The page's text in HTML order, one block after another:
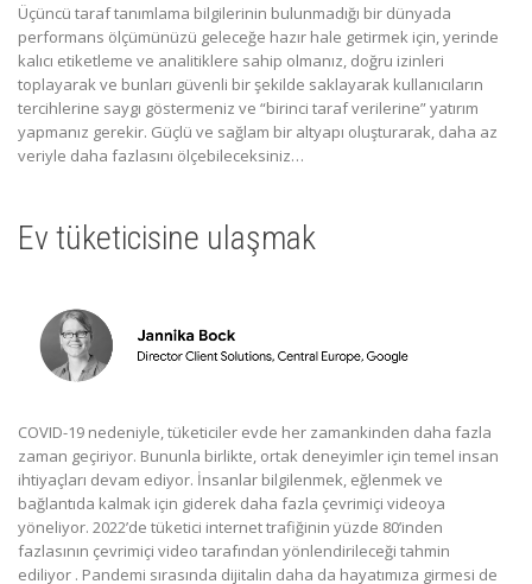
Üçüncü taraf tanımlama bilgilerinin bulunmadığı bir dünyada
performans ölçümünüzü geleceğe hazır hale getirmek için, yerinde
kalıcı etiketleme ve analitiklere sahip olmanız, doğru izinleri
toplayarak ve bunları güvenli bir şekilde saklayarak kullanıcıların
tercihlerine saygı göstermeniz ve “birinci taraf verilerine” yatırım
yapmanız gerekir. Güçlü ve sağlam bir altyapı oluşturarak, daha az
veriyle daha fazlasını ölçebileceksiniz…
Ev tüketicisine ulaşmak
COVID-19 nedeniyle, tüketiciler evde her zamankinden daha fazla
zaman geçiriyor. Bununla birlikte, ortak deneyimler için temel insan
ihtiyaçları devam ediyor. İnsanlar bilgilenmek, eğlenmek ve
bağlantıda kalmak için giderek daha fazla çevrimiçi videoya
yöneliyor. 2022’de tüketici internet trafiğinin yüzde 80’inden
fazlasının çevrimiçi video tarafından yönlendirileceği tahmin
ediliyor . Pandemi sırasında dijitalin daha da hayatımıza girmesi de